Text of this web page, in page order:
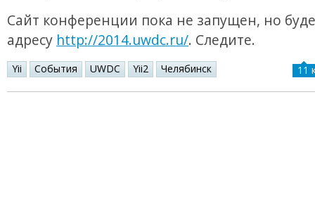
Сайт конференции пока не запущен, но
адресу http://2014.uwdc.ru/. Следите.
Yii События UWDC Yii2 Челябинск 11